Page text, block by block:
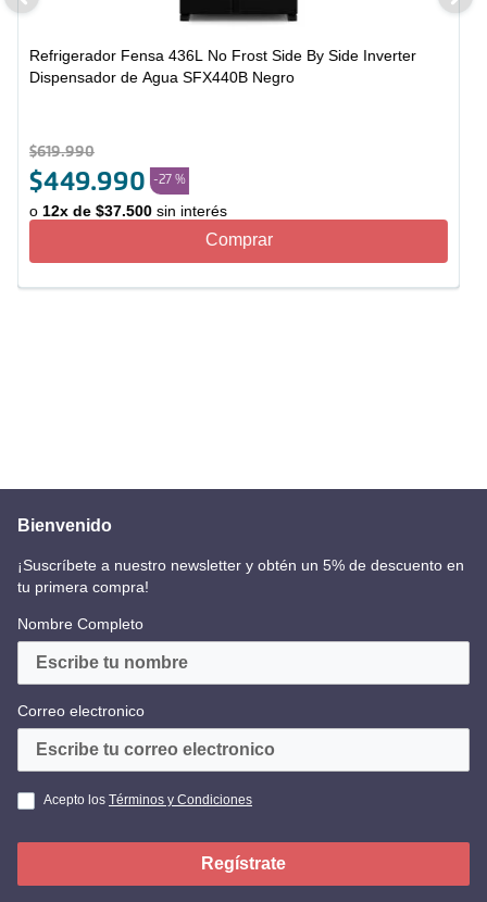
Refrigerador Fensa 436L No Frost Side By Side Inverter
Dispensador de Agua SFX440B Negro
$619.990
$449.990 -27 %
o 12x de $37.500 sin interés
Comprar
Bienvenido
¡Suscríbete a nuestro newsletter y obtén un 5% de descuento en
tu primera compra!
Nombre Completo
Correo electronico
Acepto los Términos y Condiciones
Regístrate